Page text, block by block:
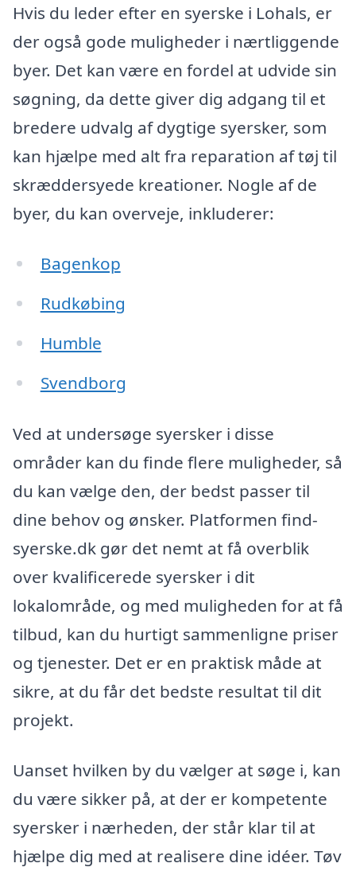
Hvis du leder efter en syerske i Lohals, er
der også gode muligheder i nærtliggende
byer. Det kan være en fordel at udvide sin
søgning, da dette giver dig adgang til et
bredere udvalg af dygtige syersker, som
kan hjælpe med alt fra reparation af tøj til
skræddersyede kreationer. Nogle af de
byer, du kan overveje, inkluderer:
Bagenkop
Rudkøbing
Humble
Svendborg
Ved at undersøge syersker i disse
områder kan du finde flere muligheder, så
du kan vælge den, der bedst passer til
dine behov og ønsker. Platformen find-
syerske.dk gør det nemt at få overblik
over kvalificerede syersker i dit
lokalområde, og med muligheden for at få
tilbud, kan du hurtigt sammenligne priser
og tjenester. Det er en praktisk måde at
sikre, at du får det bedste resultat til dit
projekt.
Uanset hvilken by du vælger at søge i, kan
du være sikker på, at der er kompetente
syersker i nærheden, der står klar til at
hjælpe dig med at realisere dine idéer. Tøv